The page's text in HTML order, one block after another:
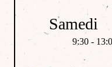
Samedi
9:30 -